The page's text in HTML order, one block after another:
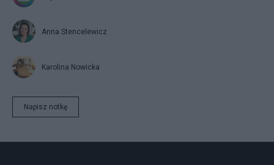
Anna Stencelewicz
Karolina Nowicka
Napisz notkę